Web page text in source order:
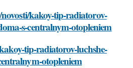
kakoy-tip-radiatorov-
s-centralnym-otopleniem
tip-radiatorov-luchshe-
otopleniem